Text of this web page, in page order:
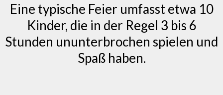
Eine typische Feier umfasst etwa 10
Kinder, die in der Regel 3 bis 6
Stunden ununterbrochen spielen und
Spaß haben.